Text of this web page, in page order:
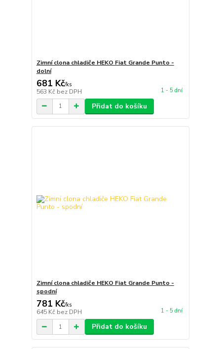
Zimní clona chladiče HEKO Fiat Grande Punto -
dolní
681 Kč/ks
563 Kč bez DPH 1 - 5 dní
Přidat do košíku
Zimní clona chladiče HEKO Fiat Grande Punto -
spodní
781 Kč/ks
645 Kč bez DPH 1 - 5 dní
Přidat do košíku